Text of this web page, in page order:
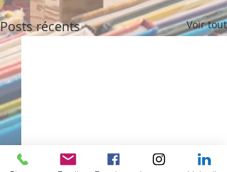
Posts récents Voir tout